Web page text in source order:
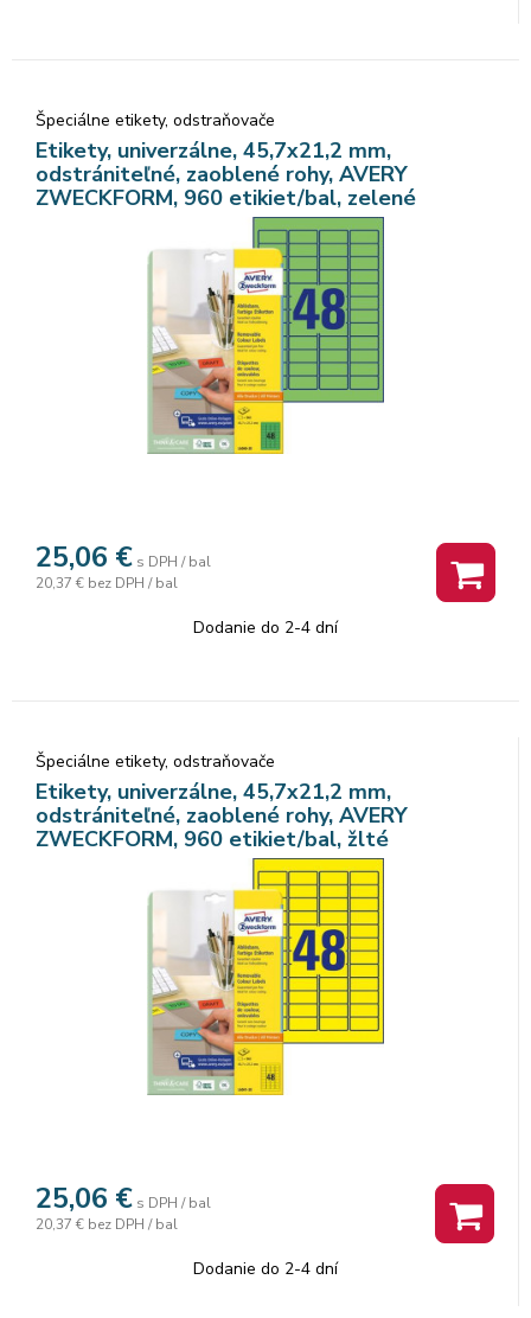
Špeciálne etikety, odstraňovače
Etikety, univerzálne, 45,7x21,2 mm,
odstrániteľné, zaoblené rohy, AVERY
ZWECKFORM, 960 etikiet/bal, zelené
25,06 € s DPH / bal
20,37 € bez DPH / bal
Dodanie do 2-4 dní
Špeciálne etikety, odstraňovače
Etikety, univerzálne, 45,7x21,2 mm,
odstrániteľné, zaoblené rohy, AVERY
ZWECKFORM, 960 etikiet/bal, žlté
25,06 € s DPH / bal
20,37 € bez DPH / bal
Dodanie do 2-4 dní